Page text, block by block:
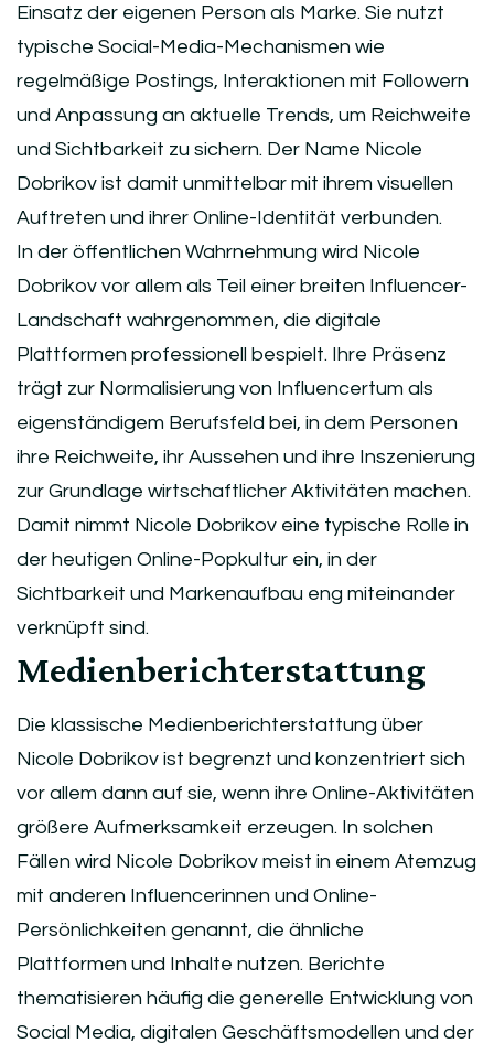
Einsatz der eigenen Person als Marke. Sie nutzt
typische Social-Media-Mechanismen wie
regelmäßige Postings, Interaktionen mit Followern
und Anpassung an aktuelle Trends, um Reichweite
und Sichtbarkeit zu sichern. Der Name Nicole
Dobrikov ist damit unmittelbar mit ihrem visuellen
Auftreten und ihrer Online-Identität verbunden.
In der öffentlichen Wahrnehmung wird Nicole
Dobrikov vor allem als Teil einer breiten Influencer-
Landschaft wahrgenommen, die digitale
Plattformen professionell bespielt. Ihre Präsenz
trägt zur Normalisierung von Influencertum als
eigenständigem Berufsfeld bei, in dem Personen
ihre Reichweite, ihr Aussehen und ihre Inszenierung
zur Grundlage wirtschaftlicher Aktivitäten machen.
Damit nimmt Nicole Dobrikov eine typische Rolle in
der heutigen Online-Popkultur ein, in der
Sichtbarkeit und Markenaufbau eng miteinander
verknüpft sind.
Medienberichterstattung
Die klassische Medienberichterstattung über
Nicole Dobrikov ist begrenzt und konzentriert sich
vor allem dann auf sie, wenn ihre Online-Aktivitäten
größere Aufmerksamkeit erzeugen. In solchen
Fällen wird Nicole Dobrikov meist in einem Atemzug
mit anderen Influencerinnen und Online-
Persönlichkeiten genannt, die ähnliche
Plattformen und Inhalte nutzen. Berichte
thematisieren häufig die generelle Entwicklung von
Social Media, digitalen Geschäftsmodellen und der